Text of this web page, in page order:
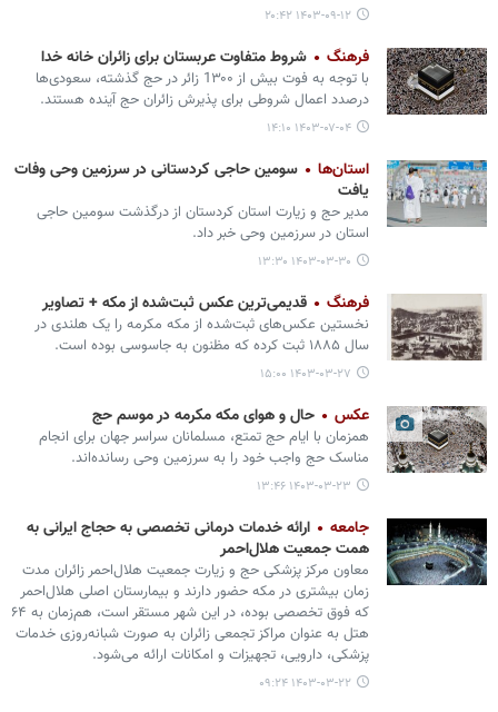
۱۴۰۳-۰۹-۱۲ ۲۰:۴۲
فرهنگ شروط متفاوت عربستان برای زائران خانه خدا
با توجه به فوت بیش از 1۳۰۰ زائر در حج گذشته، سعودی‌ها
درصدد اعمال شروطی برای پذیرش زائران حج آینده هستند.
۱۴۰۳-۰۷-۰۴ ۱۴:۱۰
استان‌ها
سومین حاجی کردستانی در سرزمین وحی وفات
یافت
مدیر حج و زیارت استان کردستان از درگذشت سومین حاجی
استان در سرزمین وحی خبر داد.
۱۴۰۳-۰۳-۳۰ ۱۳:۳۰
فرهنگ قدیمی‌ترین عکس ثبت‌شده از مکه + تصاویر
نخستین عکس‌های ثبت‌شده از مکه مکرمه را یک هلندی در
سال ۱۸۸۵ ثبت کرده که مظنون به جاسوسی بوده است.
۱۴۰۳-۰۳-۲۷ ۱۵:۰۰
عکس حال و هوای مکه مکرمه در موسم حج
همزمان با ایام حج تمتع، مسلمانان سراسر جهان برای انجام
مناسک حج واجب خود را به سرزمین وحی رسانده‌اند.
۱۴۰۳-۰۳-۲۳ ۱۳:۴۶
جامعه
ارائه خدمات درمانی تخصصی به حجاج ایرانی به
همت جمعیت هلال‌احمر
معاون مرکز پزشکی حج و زیارت جمعیت هلال‌احمر زائران مدت
زمان بیشتری در مکه حضور دارند و بیمارستان اصلی هلال‌احمر
که فوق تخصصی بوده، در این شهر مستقر است، هم‌زمان به ۶۴
هتل به عنوان مراکز تجمعی زائران به صورت شبانه‌روزی خدمات
پزشکی، دارویی، تجهیزات و امکانات ارائه می‌شود.
۱۴۰۳-۰۳-۲۲ ۰۹:۲۴